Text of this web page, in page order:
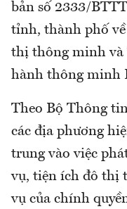
bản số 2333/
tỉnh, thành phố
thị thông minh và
hành thông minh
Theo Bộ Thông
các địa phương
trung vào việc
vụ, tiện ích đô thị
vụ của chính